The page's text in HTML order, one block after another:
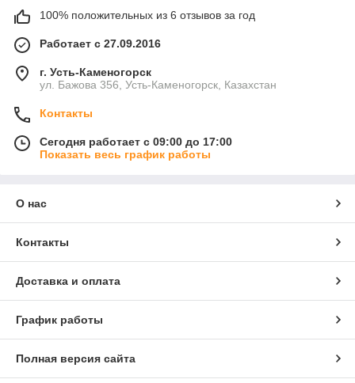
100% положительных из 6 отзывов за год
Работает с 27.09.2016
г. Усть-Каменогорск
ул. Бажова 356, Усть-Каменогорск, Казахстан
Контакты
Сегодня работает с 09:00 до 17:00
Показать весь график работы
О нас
Контакты
Доставка и оплата
График работы
Полная версия сайта